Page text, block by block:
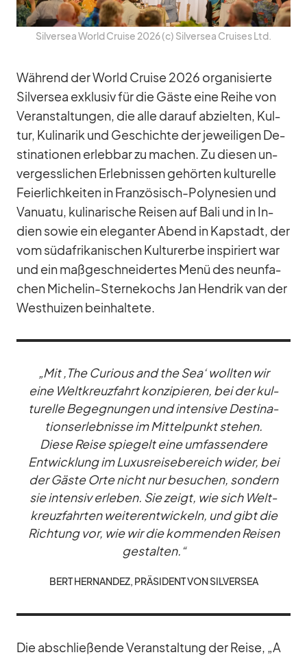
Sil­ver­sea World Cruise 2026 (c) Sil­ver­sea Crui­ses Ltd.
Wäh­rend der World Cruise 2026 or­ga­ni­sierte
Sil­ver­sea ex­klu­siv für die Gäste eine Reihe von
Ver­an­stal­tun­gen, die alle dar­auf ab­ziel­ten, Kul­
tur, Ku­li­na­rik und Ge­schichte der je­wei­li­gen De­
sti­na­tio­nen er­leb­bar zu ma­chen. Zu die­sen un­
ver­gess­li­chen Er­leb­nis­sen ge­hör­ten kul­tu­relle
Fei­er­lich­kei­ten in Fran­zö­sisch-Po­ly­ne­sien und
Va­nuatu, ku­li­na­ri­sche Rei­sen auf Bali und in In­
dien so­wie ein ele­gan­ter Abend in Kap­stadt, der
vom süd­afri­ka­ni­schen Kul­tur­erbe in­spi­riert war
und ein maß­ge­schnei­der­tes Menü des neun­fa­
chen Mi­che­lin-Ster­ne­kochs Jan Hen­drik van der
West­hui­zen be­inhal­tete.
„Mit ‚The Cu­rious and the Sea‘ woll­ten wir
eine Welt­kreuz­fahrt kon­zi­pie­ren, bei der kul­
tu­relle Be­geg­nun­gen und in­ten­sive De­sti­na­
ti­ons­er­leb­nisse im Mit­tel­punkt ste­hen.
Diese Reise spie­gelt eine um­fas­sen­dere
Ent­wick­lung im Lu­xus­rei­se­be­reich wi­der, bei
der Gäste Orte nicht nur be­su­chen, son­dern
sie in­ten­siv er­le­ben. Sie zeigt, wie sich Welt­
kreuz­fahr­ten wei­ter­ent­wi­ckeln, und gibt die
Rich­tung vor, wie wir die kom­men­den Rei­sen
ge­stal­ten.“
BERT HER­NAN­DEZ, PRÄ­SI­DENT VON SIL­VER­SEA
Die ab­schlie­ßende Ver­an­stal­tung der Reise, „A